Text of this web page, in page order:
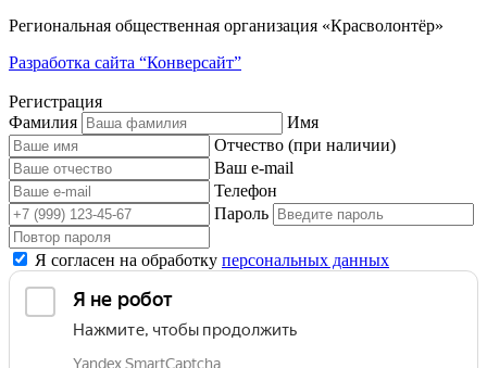
Региональная общественная организация «Красволонтёр»
Разработка сайта “Конверсайт”
Регистрация
Фамилия
Имя
Отчество (при наличии)
Ваш e-mail
Телефон
Пароль
Я согласен на обработку персональных данных